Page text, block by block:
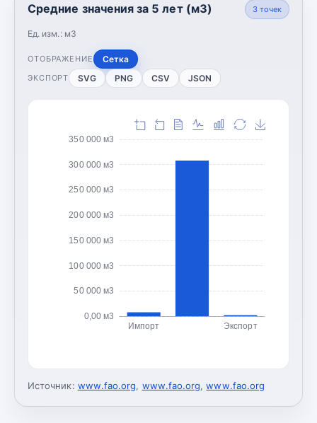
Средние значения за 5 лет (м3)
Ед. изм.: м3
3точек
ОТОБРАЖЕНИЕ Сетка
ЭКСПОРТ SVG PNG CSV JSON
0,00 м3
50 000 м3
100 000 м3
150 000 м3
200 000 м3
250 000 м3
300 000 м3
350 000 м3
Импорт Экспорт
Источник: www.fao.org, www.fao.org,www.fao.org